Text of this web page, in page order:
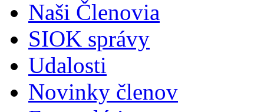
Naši Členovia
SIOK správy
Udalosti
Novinky členov